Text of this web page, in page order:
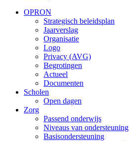
OPRON
Strategisch beleidsplan
Jaarverslag
Organisatie
Logo
Privacy (AVG)
Begrotingen
Actueel
Documenten
Scholen
Open dagen
Zorg
Passend onderwijs
Niveaus van ondersteuning
Basisondersteuning